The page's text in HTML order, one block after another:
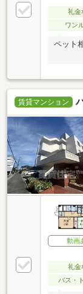
礼金
ワン
ペット
賃貸マンション
動画
礼金
バス・